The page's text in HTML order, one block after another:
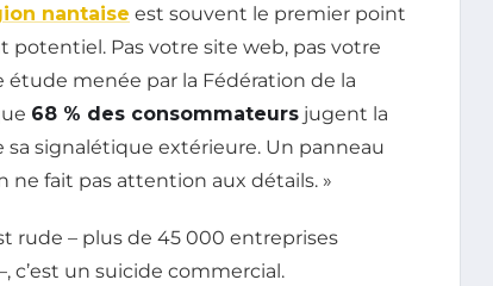
nantaise est souvent le premier point
Pas votre site web, pas votre
étude menée par la Fédération de la
68 % des consommateurs jugent la
signalétique extérieure. Un panneau
ne fait pas attention aux détails. »
rude – plus de 45 000 entreprises
c’est un suicide commercial.